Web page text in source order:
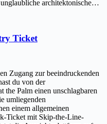
architektonische…
Ticket
Zugang zur beeindruckenden
du von der
Palm einen unschlagbaren
umliegenden
einem allgemeinen
Ticket mit Skip-the-Line-